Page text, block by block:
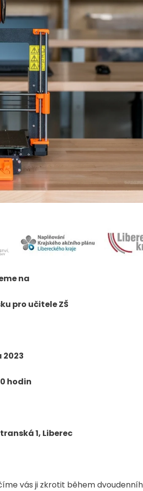
na
pro učitele ZŠ
2023
hodin
1, Liberec
vás ji zkrotit během